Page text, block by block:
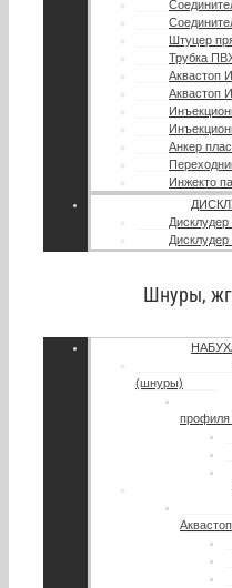
Штуцер
Трубка
Аквастоп
Аквастоп
Анкер
Инжекто
Шнуры,
(шнуры)
профиля
Аквастоп